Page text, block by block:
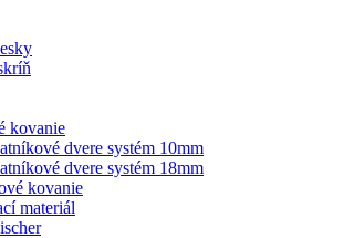
kovanie
dvere systém 10mm
dvere systém 18mm
kovanie
materiál